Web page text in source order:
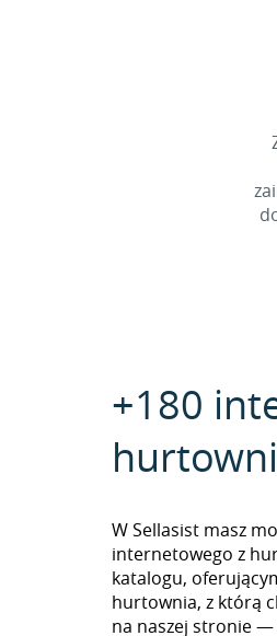
+180
W Sellasist masz
internetowego z
katalogu,
hurtownia, z którą
na naszej stronie —